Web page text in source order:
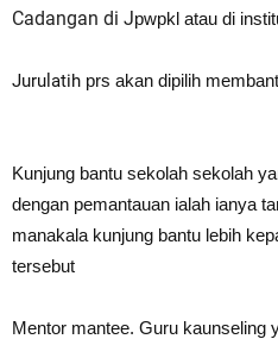
Cadangan di Jpwpkl atau di
Jurulatih prs akan dipilih
Kunjung bantu sekolah sekolah
dengan pemantauan ialah ianya
manakala kunjung bantu lebih ke
tersebut
Mentor mantee. Guru kaunseling